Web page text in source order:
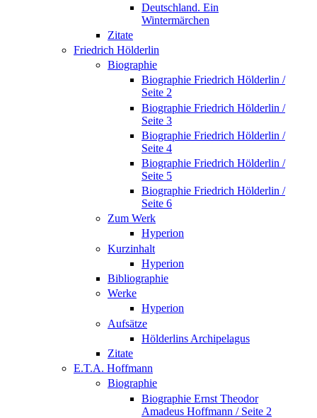
Deutschland. Ein
Wintermärchen
Zitate
Friedrich Hölderlin
Biographie
Biographie Friedrich Hölderlin /
Seite 2
Biographie Friedrich Hölderlin /
Seite 3
Biographie Friedrich Hölderlin /
Seite 4
Biographie Friedrich Hölderlin /
Seite 5
Biographie Friedrich Hölderlin /
Seite 6
Zum Werk
Hyperion
Kurzinhalt
Hyperion
Bibliographie
Werke
Hyperion
Aufsätze
Hölderlins Archipelagus
Zitate
E.T.A. Hoffmann
Biographie
Biographie Ernst Theodor
Amadeus Hoffmann / Seite 2